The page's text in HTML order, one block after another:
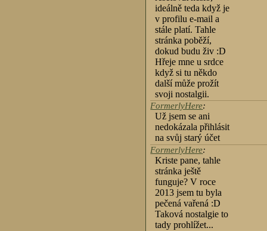
ideálně teda když je
v profilu e-mail a
stále platí. Tahle
stránka poběží,
dokud budu živ :D
Hřeje mne u srdce
když si tu někdo
další může prožít
svoji nostalgii.
FormerlyHere:
Už jsem se ani
nedokázala přihlásit
na svůj starý účet
FormerlyHere:
Kriste pane, tahle
stránka ještě
funguje? V roce
2013 jsem tu byla
pečená vařená :D
Taková nostalgie to
tady prohlížet...